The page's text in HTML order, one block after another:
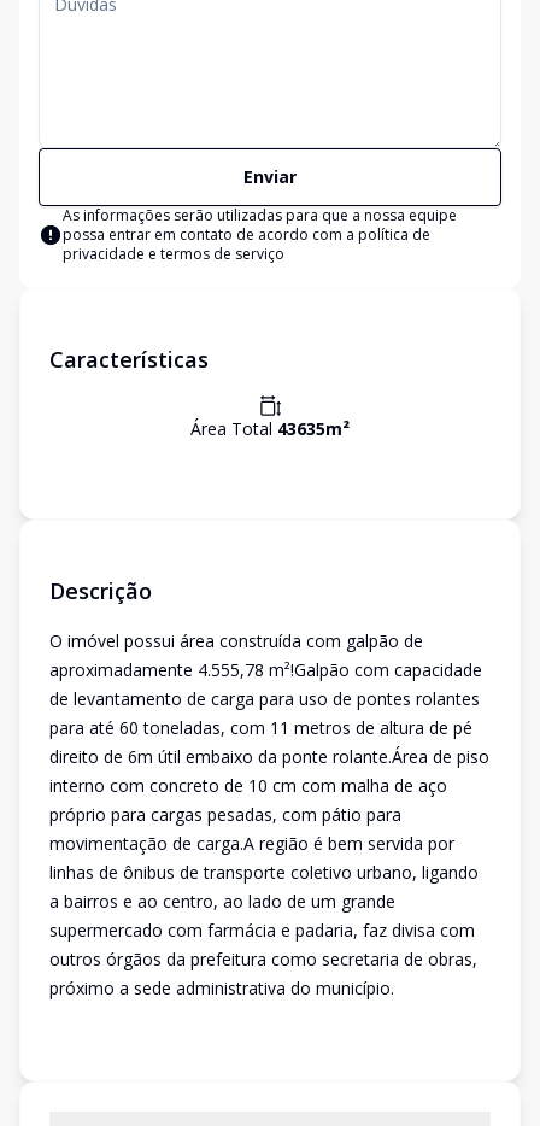
Enviar
As informações serão utilizadas para que a nossa equipe
possa entrar em contato de acordo com a política de
privacidade e termos de serviço
Características
Área Total 43635m²
Descrição
O imóvel possui área construída com galpão de
aproximadamente 4.555,78 m²!Galpão com capacidade
de levantamento de carga para uso de pontes rolantes
para até 60 toneladas, com 11 metros de altura de pé
direito de 6m útil embaixo da ponte rolante.Área de piso
interno com concreto de 10 cm com malha de aço
próprio para cargas pesadas, com pátio para
movimentação de carga.A região é bem servida por
linhas de ônibus de transporte coletivo urbano, ligando
a bairros e ao centro, ao lado de um grande
supermercado com farmácia e padaria, faz divisa com
outros órgãos da prefeitura como secretaria de obras,
próximo a sede administrativa do município.